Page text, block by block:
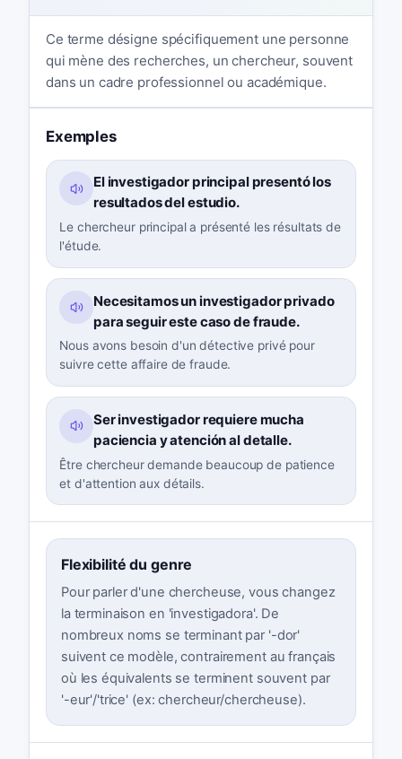
Ce terme désigne spécifiquement une personne
qui mène des recherches, un chercheur, souvent
dans un cadre professionnel ou académique.
Exemples
El investigador principal presentó los
resultados del estudio.
Le chercheur principal a présenté les résultats de
l'étude.
Necesitamos un investigador privado
para seguir este caso de fraude.
Nous avons besoin d'un détective privé pour
suivre cette affaire de fraude.
Ser investigador requiere mucha
paciencia y atención al detalle.
Être chercheur demande beaucoup de patience
et d'attention aux détails.
Flexibilité du genre
Pour parler d'une chercheuse, vous changez
la terminaison en 'investigadora'. De
nombreux noms se terminant par '-dor'
suivent ce modèle, contrairement au français
où les équivalents se terminent souvent par
'-eur'/'trice' (ex: chercheur/chercheuse).